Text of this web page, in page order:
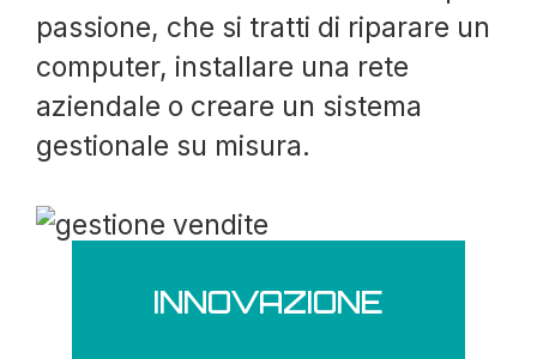
passione, che si tratti di riparare un
computer, installare una rete
aziendale o creare un sistema
gestionale su misura.
INNOVAZIONE